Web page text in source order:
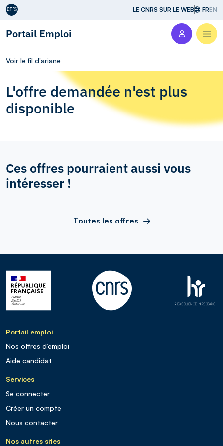
Aller au contenu LE CNRS SUR LE WEB FREN
Portail Emploi
Voir le fil d'ariane
L'offre demandée n'est plus
disponible
Ces offres pourraient aussi vous
intéresser !
Toutes les offres
Portail emploi
Nos offres d’emploi
Aide candidat
Services
Se connecter
Créer un compte
Nous contacter
Nos autres sites